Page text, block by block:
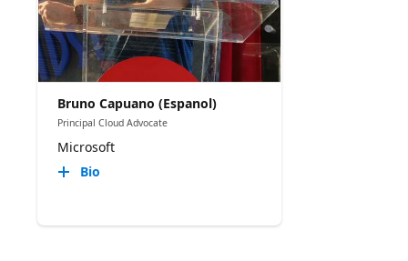
Bruno Capuano (Espanol)
Principal Cloud Advocate
Microsoft
Bio